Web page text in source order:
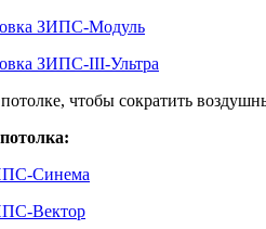
ЗИПС-Модуль
ЗИПС-III-Ультра
чтобы сократить
Синема
Вектор